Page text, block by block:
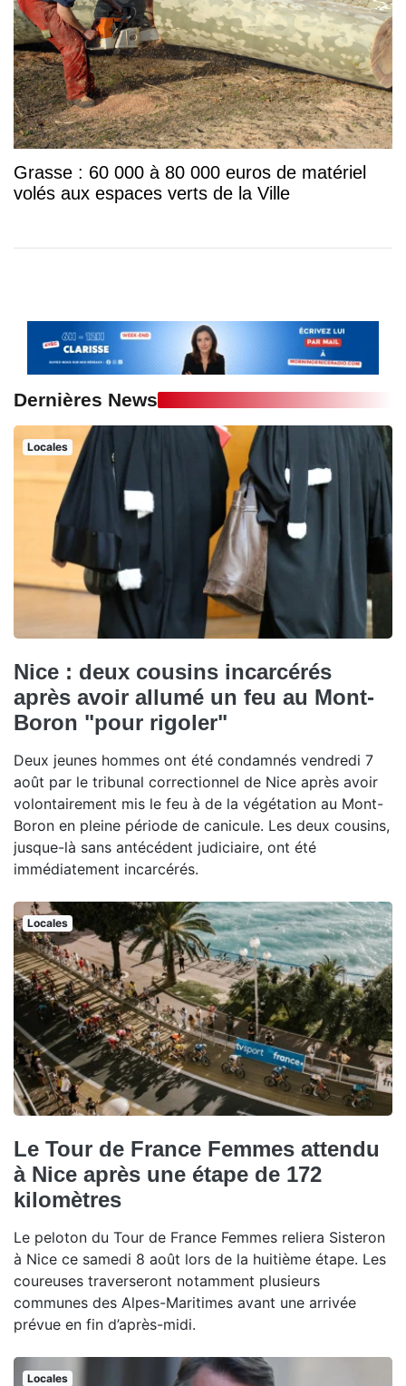
Grasse : 60 000 à 80 000 euros de matériel
volés aux espaces verts de la Ville
Dernières News
Locales
Nice : deux cousins incarcérés
après avoir allumé un feu au Mont-
Boron "pour rigoler"
Deux jeunes hommes ont été condamnés vendredi 7
août par le tribunal correctionnel de Nice après avoir
volontairement mis le feu à de la végétation au Mont-
Boron en pleine période de canicule. Les deux cousins,
jusque-là sans antécédent judiciaire, ont été
immédiatement incarcérés.
Locales
Le Tour de France Femmes attendu
à Nice après une étape de 172
kilomètres
Le peloton du Tour de France Femmes reliera Sisteron
à Nice ce samedi 8 août lors de la huitième étape. Les
coureuses traverseront notamment plusieurs
communes des Alpes-Maritimes avant une arrivée
prévue en fin d’après-midi.
Locales